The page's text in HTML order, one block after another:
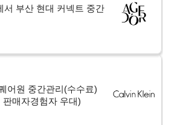
서 부산 현대 커넥트 중간
어원 중간관리(수수료)
매자경험자 우대)